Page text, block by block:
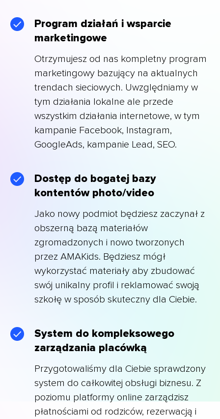
Program działań i wsparcie
marketingowe
Otrzymujesz od nas kompletny program
marketingowy bazujący na aktualnych
trendach sieciowych. Uwzględniamy w
tym działania lokalne ale przede
wszystkim działania internetowe, w tym
kampanie Facebook, Instagram,
GoogleAds, kampanie Lead, SEO.
Dostęp do bogatej bazy
kontentów photo/video
Jako nowy podmiot będziesz zaczynał z
obszerną bazą materiałów
zgromadzonych i nowo tworzonych
przez AMAKids. Będziesz mógł
wykorzystać materiały aby zbudować
swój unikalny profil i reklamować swoją
szkołę w sposób skuteczny dla Ciebie.
System do kompleksowego
zarządzania placówką
Przygotowaliśmy dla Ciebie sprawdzony
system do całkowitej obsługi biznesu. Z
poziomu platformy online zarządzisz
płatnościami od rodziców, rezerwacją i